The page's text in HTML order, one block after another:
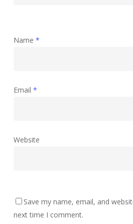
Name *
Email *
Website
Save my name, email, and
next time I comment.